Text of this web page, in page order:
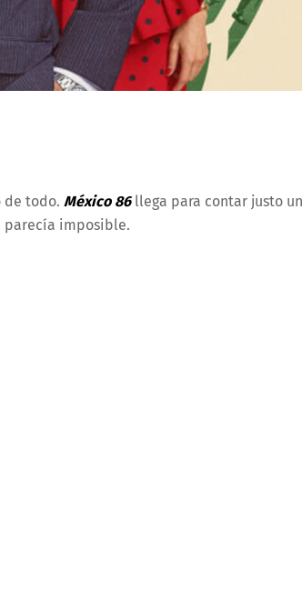
de todo. México 86llega para contar justo
parecía imposible.